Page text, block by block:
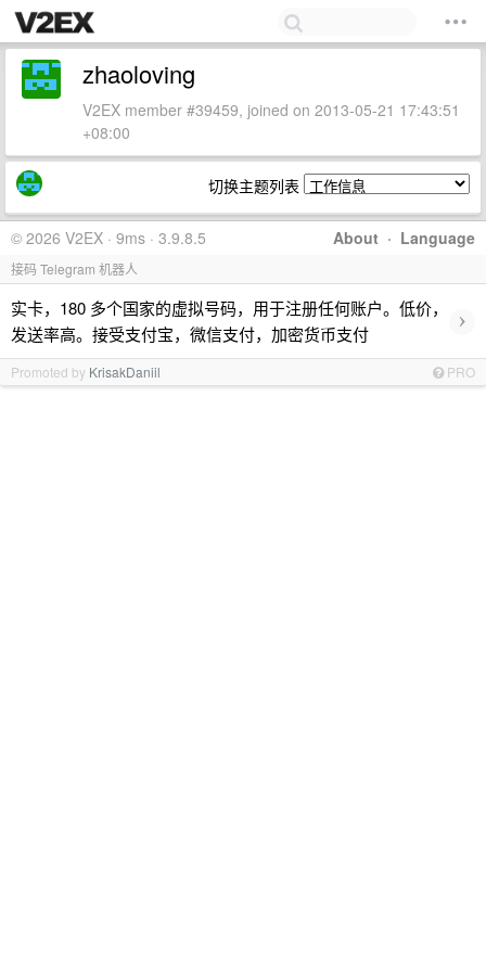
zhaoloving
V2EX member #39459, joined on 2013-05-21 17:43:51
+08:00
切换主题列表
About · Language
© 2026 V2EX · 9ms · 3.9.8.5
接码 Telegram 机器人
实卡，180 多个国家的虚拟号码，用于注册任何账户。低价，
发送率高。接受支付宝，微信支付，加密货币支付
›
Promoted by KrisakDaniil PRO